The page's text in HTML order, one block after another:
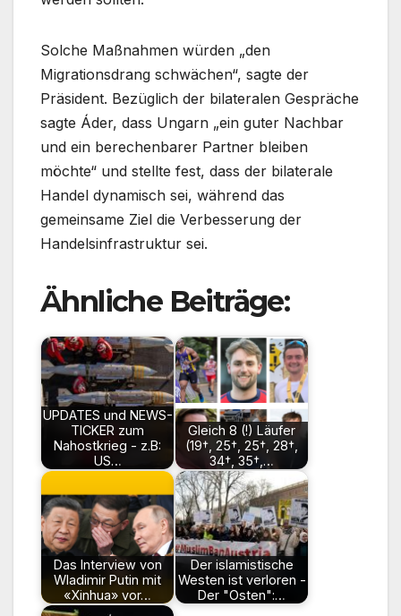
Solche Maßnahmen würden „den
Migrationsdrang schwächen“, sagte der
Präsident. Bezüglich der bilateralen Gespräche
sagte Áder, dass Ungarn „ein guter Nachbar
und ein berechenbarer Partner bleiben
möchte“ und stellte fest, dass der bilaterale
Handel dynamisch sei, während das
gemeinsame Ziel die Verbesserung der
Handelsinfrastruktur sei.
Ähnliche Beiträge:
UPDATES und NEWS-
TICKER zum
Nahostkrieg - z.B:
US…
Gleich 8 (!) Läufer
(19†, 25†, 25†, 28†,
34†, 35†,…
Das Interview von
Wladimir Putin mit
«Xinhua» vor…
Der islamistische
Westen ist verloren -
Der "Osten":…